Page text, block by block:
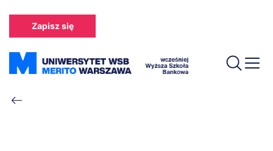
treści
Zapisz się
Ścieżka